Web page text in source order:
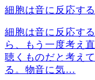
細胞は音に反応す
細胞は音に反応す
ら、もう一度考え
聴くものだと考え
る。物音に気…